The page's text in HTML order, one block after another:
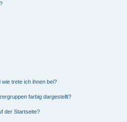
trete ich ihnen bei?
farbig dargestellt?
der Startseite?